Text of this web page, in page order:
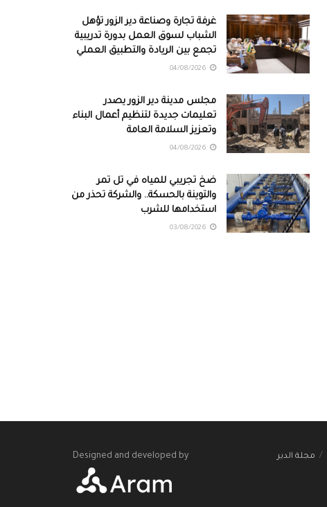
غرفة تجارة وصناعة دير الزور تؤهل
الشباب لسوق العمل بدورة تدريبية
تجمع بين الريادة والتطبيق العملي
مجلس مدينة دير الزور يصدر
تعليمات جديدة لتنظيم أعمال البناء
وتعزيز السلامة العامة
ضخ تجريبي للمياه في تل تمر
والتوينة بالحسكة.. والشركة تحذر من
استخدامها للشرب
مجلة الدير Designed and developed by